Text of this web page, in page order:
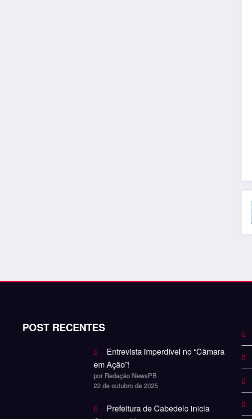
POST RECENTES
Entrevista imperdível no “Câmara
em Ação”!
por Redação NewsPB
22 de outubro de 2025
Prefeitura de Cabedelo inicia